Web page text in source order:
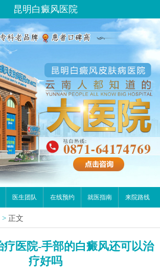
昆明白癜风医院
医生团队 在线预约 就医指南 来院路线
> 正文
疗医院-手部的白癜风还可以治
疗好吗